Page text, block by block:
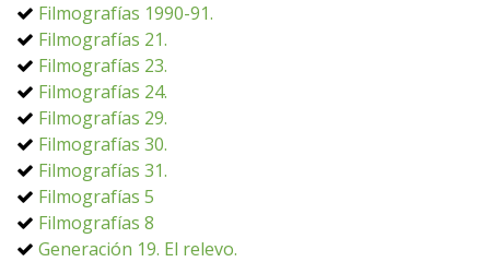
Filmografías 1990-91.
Filmografías 21.
Filmografías 23.
Filmografías 24.
Filmografías 29.
Filmografías 30.
Filmografías 31.
Filmografías 5
Filmografías 8
Generación 19. El relevo.